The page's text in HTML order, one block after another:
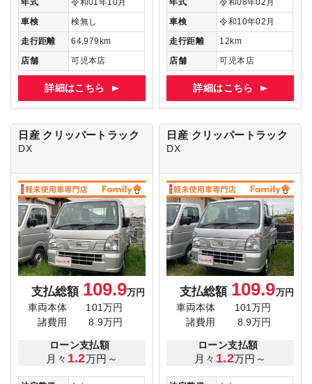
年式
令和01年10月
車検
検無し
走行距離
64,979km
店舗
可児本店
詳細はこちら
年式
令和08年02月
車検
令和10年02月
走行距離
12km
店舗
可児本店
詳細はこちら
日産 クリッパートラック
DX
支払総額 109.9万円
車両本体
101万円
諸費用
8.9万円
ローン支払額
月々 1.2万円～
日産 クリッパートラック
DX
支払総額 109.9万円
車両本体
101万円
諸費用
8.9万円
ローン支払額
月々 1.2万円～